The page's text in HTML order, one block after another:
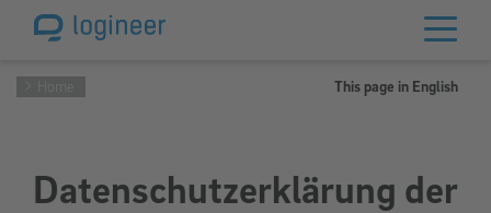
This page in English
Datenschutzerklärung der